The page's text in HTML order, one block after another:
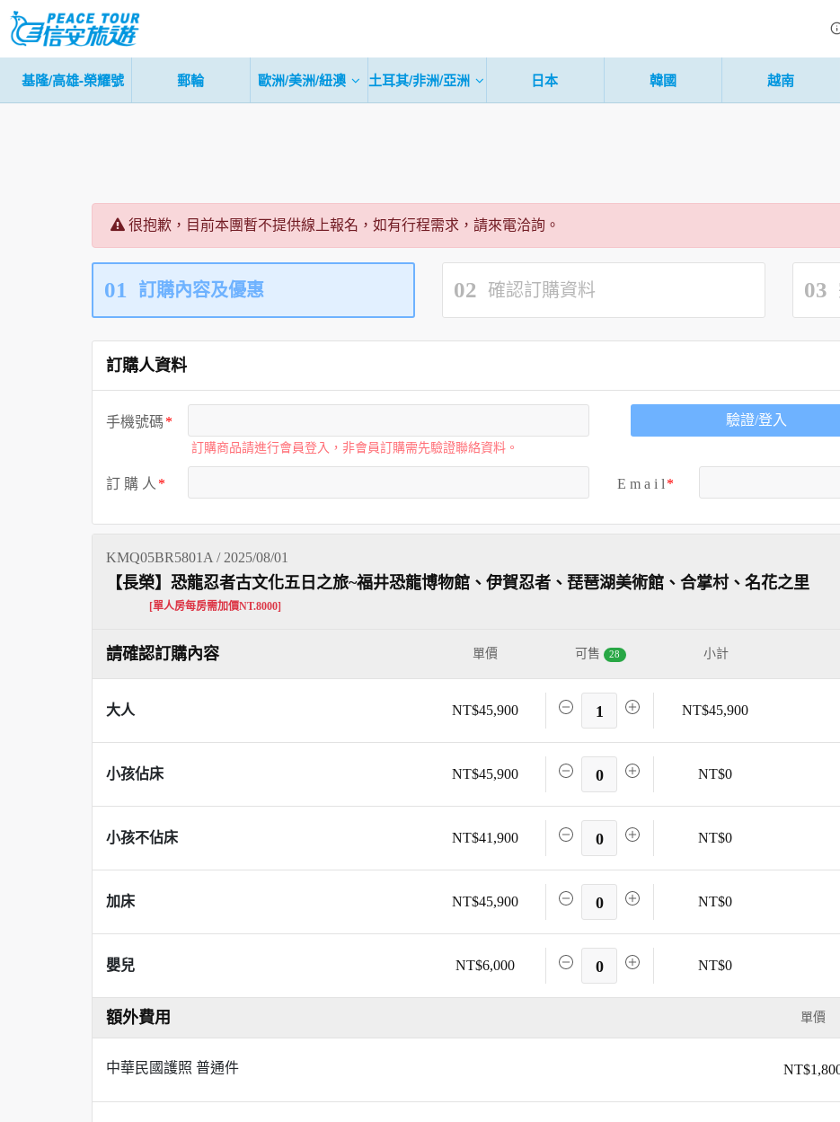
基隆/高雄-榮耀號 郵輪 歐洲/美洲/紐澳 土耳其/非洲/亞洲 日本 韓國 越南
很抱歉，目前本團暫不提供線上報名，如有行程需求，請來電洽詢。
01 訂購內容及優惠 02 確認訂購資料 03
訂購人資料
手機號碼
訂購商品請進行會員登入，非會員訂購需先驗證聯絡資料。
驗證/登入
訂 購 人 E m a i l
KMQ05BR5801A / 2025/08/01
【長榮】恐龍忍者古文化五日之旅~福井恐龍博物館、伊賀忍者、琵琶湖美術館、合掌村、名花之里
[單人房每房需加價NT.8000]
請確認訂購內容 單價 可售 28 小計
大人 NT$45,900 1 NT$45,900
小孩佔床 NT$45,900 0 NT$0
小孩不佔床 NT$41,900 0 NT$0
加床 NT$45,900 0 NT$0
嬰兒 NT$6,000 0 NT$0
額外費用 單價
中華民國護照 普通件